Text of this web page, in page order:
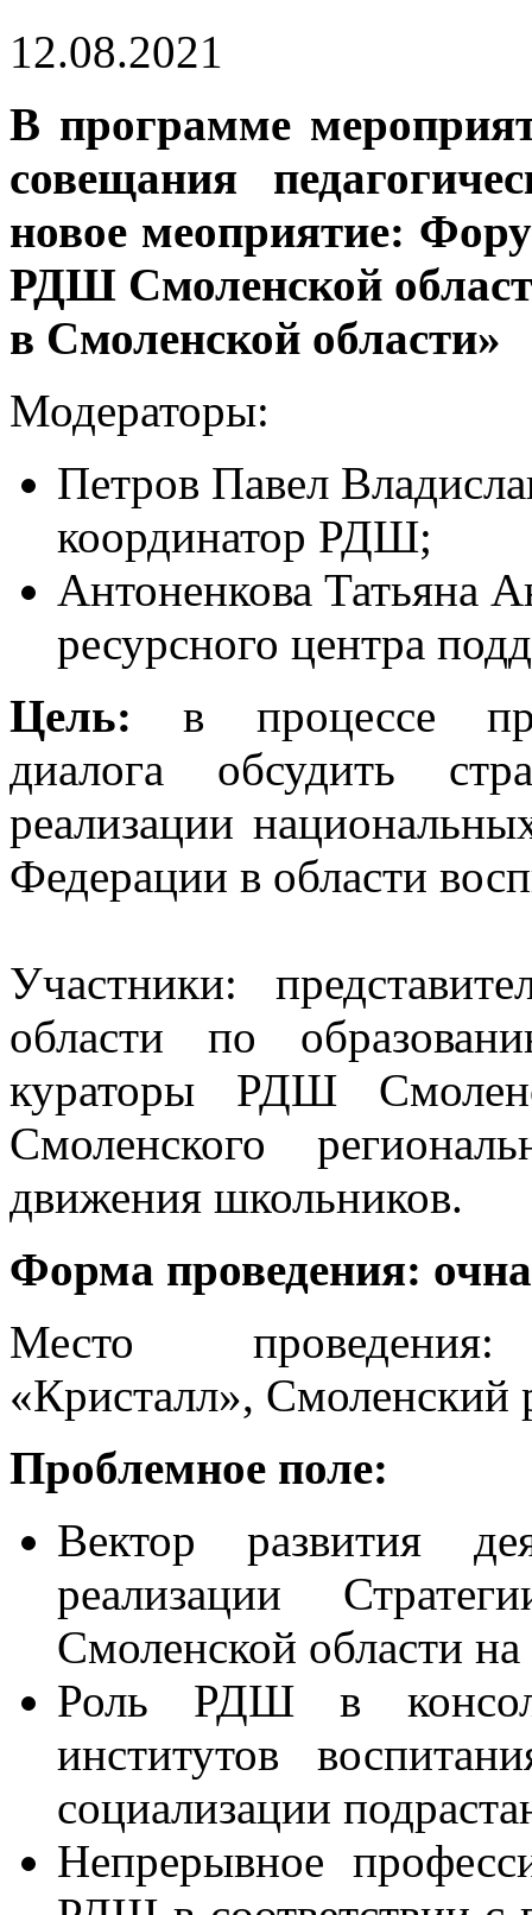
12.08.2021
В программе
совещания
новое меоприятие:
РДШ Смоленской
в Смоленской области»
Модераторы:
Петров Павел
координатор РДШ;
Антоненкова Татьяна
ресурсного центра
Цель: в процессе
диалога обсудить
реализации
Федерации в области
Участники:
области по
кураторы РДШ
Смоленского
движения школьников.
Форма проведения:
Место проведения:
«Кристалл»,
Проблемное поле:
Вектор развития
реализации
Смоленской области
Роль РДШ в
институтов
социализации
Непрерывное